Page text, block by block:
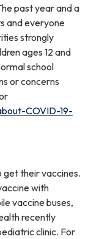
past year and a
and everyone
strongly
ages 12 and
school
or concerns
COVID-19-
their vaccines.
with
vaccine buses,
recently
clinic. For